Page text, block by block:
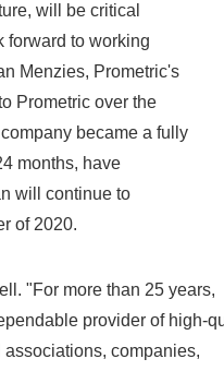
will be critical
forward to working
Menzies, Prometric's
Prometric over the
became a fully
months, have
will continue to
of 2020.
"For more than 25 years,
provider of high-
companies,